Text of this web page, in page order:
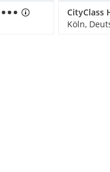
Köln,